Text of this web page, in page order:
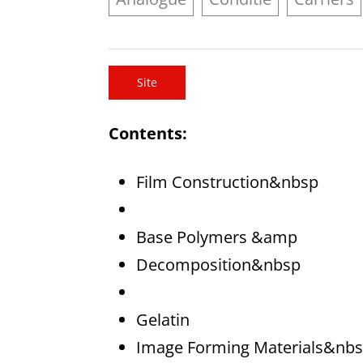
Site
Contents:
Film Construction&nbsp
Base Polymers &amp
Decomposition&nbsp
Gelatin
Image Forming